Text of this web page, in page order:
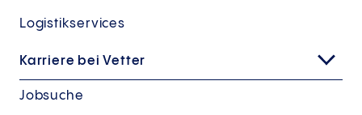
Logistikservices
Karriere bei Vetter
Jobsuche